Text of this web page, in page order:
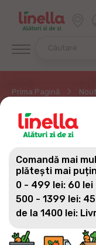
Prima Pagină
SUPER
Pe 22 mai,
Super Linella
Bucovina 64!
Comandă mai
plătești mai
0 - 499 lei: 60 lei
500 - 1399 lei:
de la 1400 lei: